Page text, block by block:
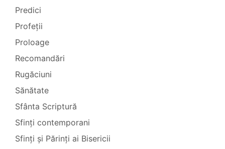
Predici
Profeții
Proloage
Recomandări
Rugăciuni
Sănătate
Sfânta Scriptură
Sfinți contemporani
Sfinți și Părinți ai Bisericii